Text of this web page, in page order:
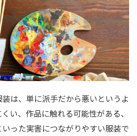
は、単に派手だから悪いというよ
い、作品に触れる可能性がある、
った実害につながりやすい服装で